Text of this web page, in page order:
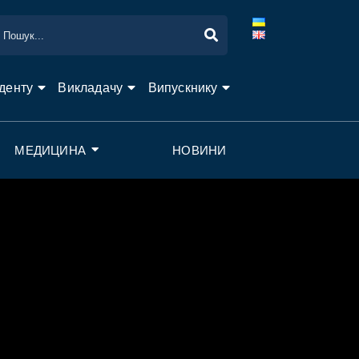
Викладачу Випускнику
МЕДИЦИНА НОВИНИ